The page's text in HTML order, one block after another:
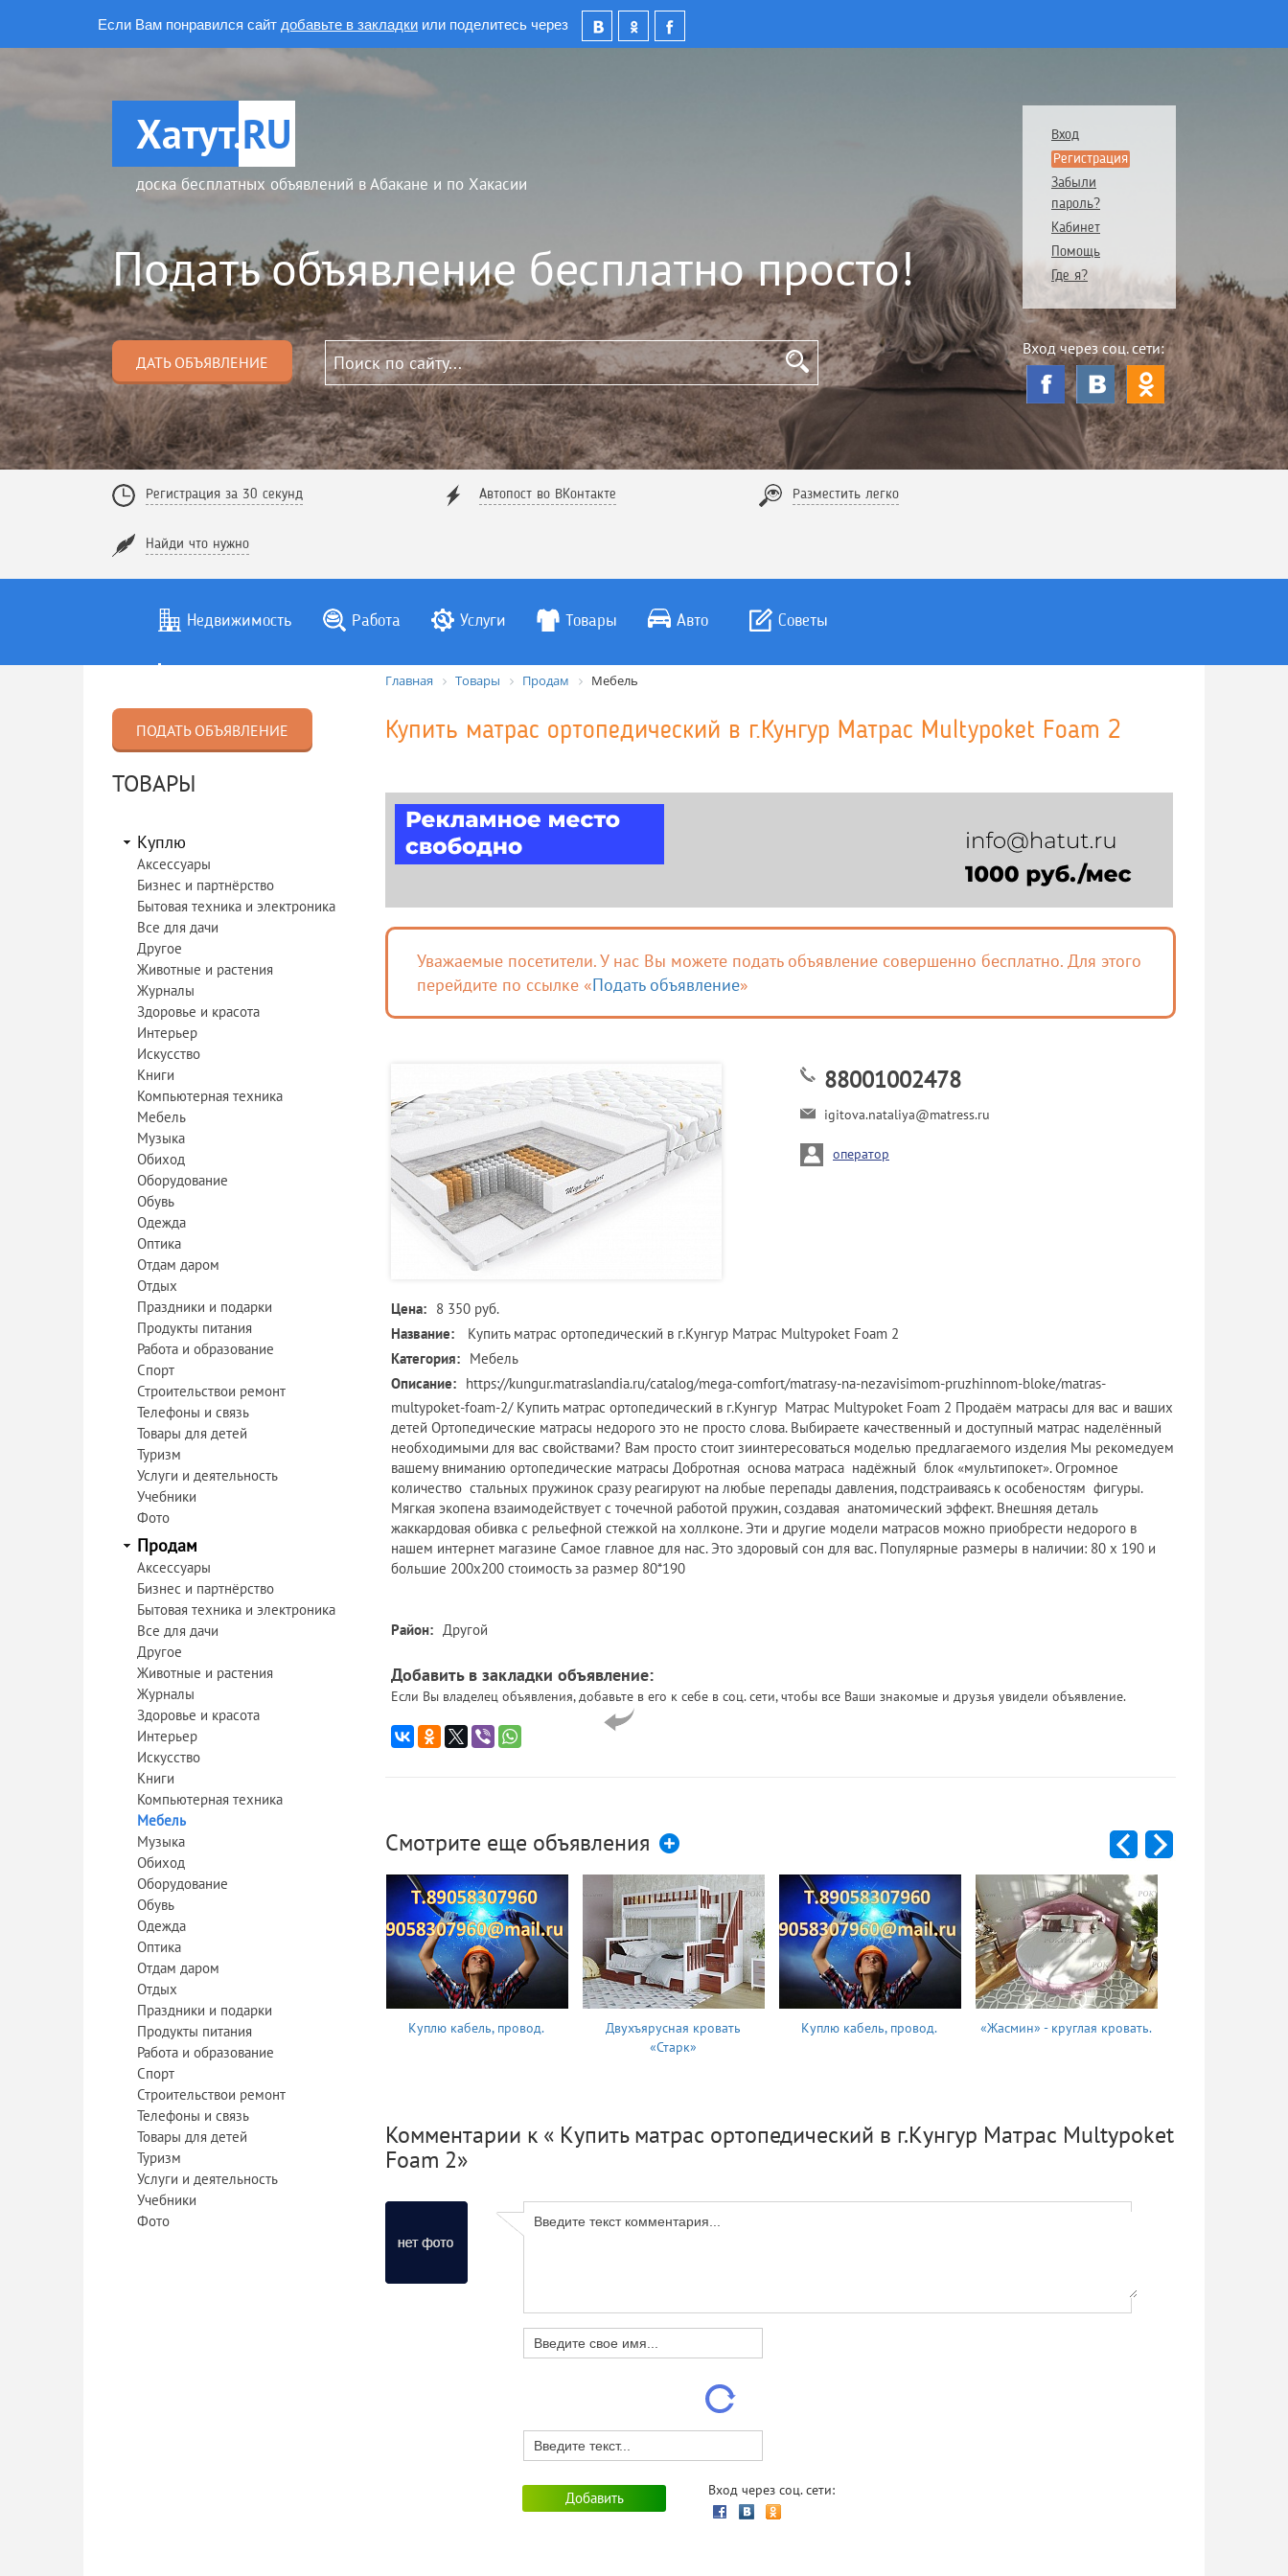
Если Вам понравился сайт добавьте в закладки или поделитесь через
Хатут.RU
доска бесплатных объявлений в Абакане и по Хакасии
Подать объявление бесплатно просто!
ДАТЬ ОБЪЯВЛЕНИЕ
Вход
Регистрация
Забыли
пароль?
Кабинет
Помощь
Где я?
Вход через соц. сети:
Регистрация за 30 секунд Автопост во ВКонтакте Разместить легко
Найди что нужно
Недвижимость Работа Услуги Товары Авто Советы
ПОДАТЬ ОБЪЯВЛЕНИЕ
ТОВАРЫ
Куплю
Аксессуары
Бизнес и партнёрство
Бытовая техника и электроника
Все для дачи
Другое
Животные и растения
Журналы
Здоровье и красота
Интерьер
Искусство
Книги
Компьютерная техника
Мебель
Музыка
Обиход
Оборудование
Обувь
Одежда
Оптика
Отдам даром
Отдых
Праздники и подарки
Продукты питания
Работа и образование
Спорт
Строительствои ремонт
Телефоны и связь
Товары для детей
Туризм
Услуги и деятельность
Учебники
Фото
Продам
Аксессуары
Бизнес и партнёрство
Бытовая техника и электроника
Все для дачи
Другое
Животные и растения
Журналы
Здоровье и красота
Интерьер
Искусство
Книги
Компьютерная техника
Мебель
Музыка
Обиход
Оборудование
Обувь
Одежда
Оптика
Отдам даром
Отдых
Праздники и подарки
Продукты питания
Работа и образование
Спорт
Строительствои ремонт
Телефоны и связь
Товары для детей
Туризм
Услуги и деятельность
Учебники
Фото
Главная Товары Продам Мебель
Купить матрас ортопедический в г.Кунгур Матрас Multypoket Foam 2
Уважаемые посетители. У нас Вы можете подать объявление совершенно бесплатно. Для этого
перейдите по ссылке «Подать объявление»
88001002478
igitova.nataliya@matress.ru
оператор
Цена: 8 350 руб.
Название:
Купить матрас ортопедический в г.Кунгур Матрас Multypoket Foam 2
Категория: Мебель
Описание: https://kungur.matraslandia.ru/catalog/mega-comfort/matrasy-na-nezavisimom-pruzhinnom-bloke/matras-
multypoket-foam-2/ Купить матрас ортопедический в г.Кунгур Матрас Multypoket Foam 2 Продаём матрасы для вас и ваших
детей Ортопедические матрасы недорого это не просто слова. Выбираете качественный и доступный матрас наделённый
необходимыми для вас свойствами? Вам просто стоит зиинтересоваться моделью предлагаемого изделия Мы рекомедуем
вашему вниманию ортопедические матрасы Добротная основа матраса надёжный блок «мультипокет». Огромное
количество стальных пружинок сразу реагируют на любые перепады давления, подстраиваясь к особеностям фигуры.
Мягкая экопена взаимодействует с точечной работой пружин, создавая анатомический эффект. Внешняя деталь
жаккардовая обивка с рельефной стежкой на холлконе. Эти и другие модели матрасов можно приобрести недорого в
нашем интернет магазине Самое главное для нас. Это здоровый сон для вас. Популярные размеры в наличии: 80 x 190 и
большие 200х200 стоимость за размер 80*190
Район: Другой
Добавить в закладки объявление:
Если Вы владелец объявления, добавьте в его к себе в соц. сети, чтобы все Ваши знакомые и друзья увидели объявление.
Смотрите еще объявления
Куплю кабель, провод.
Двухъярусная кровать
«Старк»
Куплю кабель, провод. «Жасмин» - круглая кровать.
Комментарии к « Купить матрас ортопедический в г.Кунгур Матрас Multypoket
Foam 2»
Вход через соц. сети: